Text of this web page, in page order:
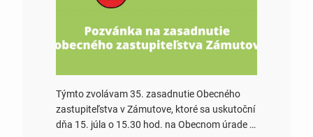
Týmto zvolávam 35. zasadnutie Obecného
zastupiteľstva v Zámutove, ktoré sa uskutoční
dňa 15. júla o 15.30 hod. na Obecnom úrade v